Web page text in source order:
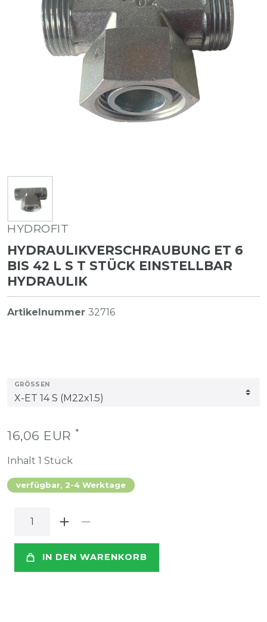
HYDROFIT
HYDRAULIKVERSCHRAUBUNG ET 6
BIS 42 L S T STÜCK EINSTELLBAR
HYDRAULIK
Artikelnummer 32716
GRÖSSEN
16,06 EUR *
Inhalt 1 Stück
verfügbar, 2-4 Werktage
IN DEN WARENKORB